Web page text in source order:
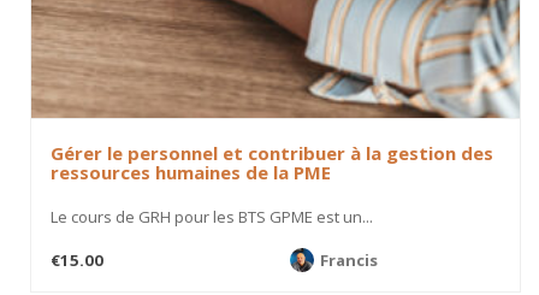
Gérer le personnel et contribuer à la gestion des
ressources humaines de la PME
Le cours de GRH pour les BTS GPME est un...
€15.00
Francis